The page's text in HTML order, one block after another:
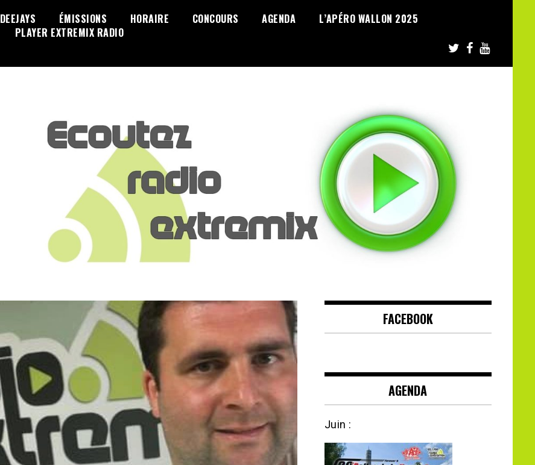
DEEJAYS ÉMISSIONS HORAIRE CONCOURS AGENDA
L’APÉRO WALLON 2025
PLAYER EXTREMIX RADIO
FACEBOOK
AGENDA
Juin :